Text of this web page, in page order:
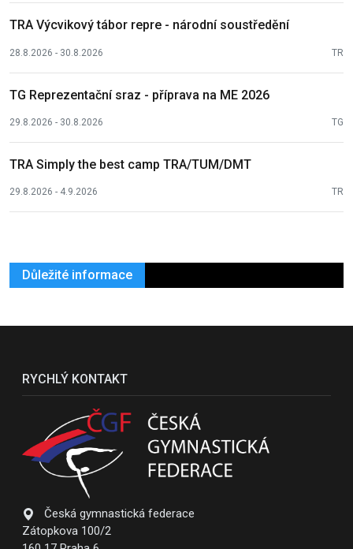
TRA Výcvikový tábor repre - národní soustředění
28.8.2026 - 30.8.2026 TR
TG Reprezentační sraz - příprava na ME 2026
29.8.2026 - 30.8.2026 TG
TRA Simply the best camp TRA/TUM/DMT
29.8.2026 - 4.9.2026 TR
Důležité informace
RYCHLÝ KONTAKT
Česká gymnastická federace
Zátopkova 100/2